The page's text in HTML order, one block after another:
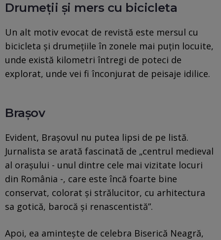
Drumeții și mers cu bicicleta
Un alt motiv evocat de revistă este mersul cu
bicicleta și drumețiile în zonele mai puțin locuite,
unde există kilometri întregi de poteci de
explorat, unde vei fi înconjurat de peisaje idilice.
Brașov
Evident, Brașovul nu putea lipsi de pe listă.
Jurnalista se arată fascinată de „centrul medieval
al orașului - unul dintre cele mai vizitate locuri
din România -, care este încă foarte bine
conservat, colorat și strălucitor, cu arhitectura
sa gotică, barocă și renascentistă”.
Apoi, ea amintește de celebra Biserică Neagră,